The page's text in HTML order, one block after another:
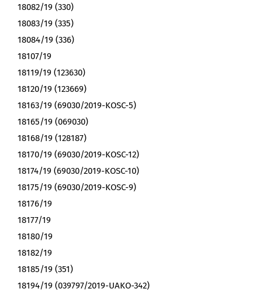
18082/19 (330)
18083/19 (335)
18084/19 (336)
18107/19
18119/19 (123630)
18120/19 (123669)
18163/19 (69030/2019-KOSC-5)
18165/19 (069030)
18168/19 (128187)
18170/19 (69030/2019-KOSC-12)
18174/19 (69030/2019-KOSC-10)
18175/19 (69030/2019-KOSC-9)
18176/19
18177/19
18180/19
18182/19
18185/19 (351)
18194/19 (039797/2019-UAKO-342)